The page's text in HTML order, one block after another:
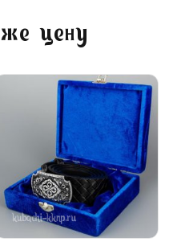
цену